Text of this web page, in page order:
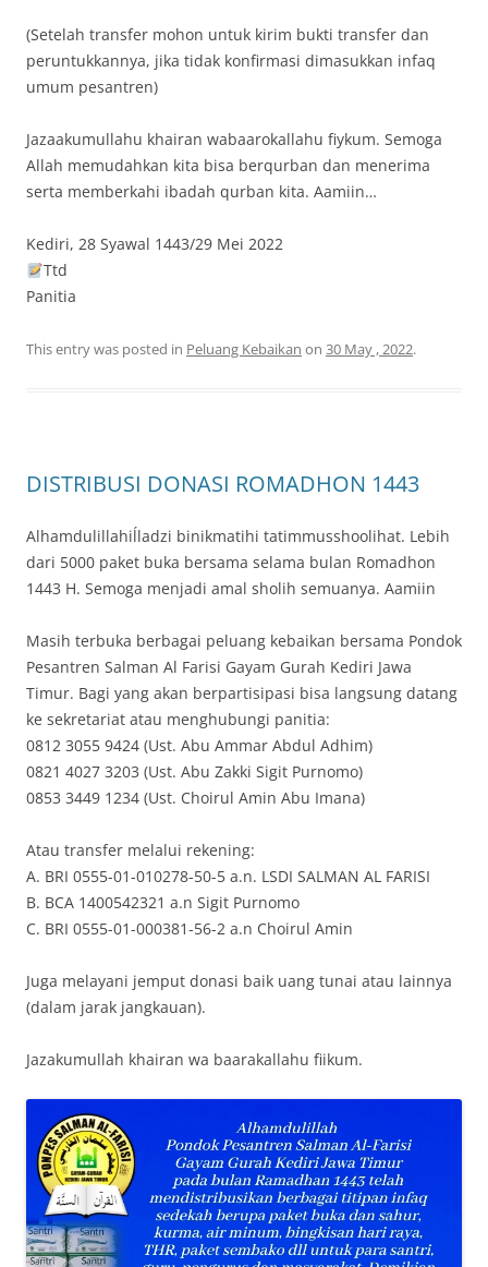
(Setelah transfer mohon untuk kirim bukti transfer dan
peruntukkannya, jika tidak konfirmasi dimasukkan infaq
umum pesantren)
Jazaakumullahu khairan wabaarokallahu fiykum. Semoga
Allah memudahkan kita bisa berqurban dan menerima
serta memberkahi ibadah qurban kita. Aamiin…
Kediri, 28 Syawal 1443/29 Mei 2022
Ttd
Panitia
This entry was posted in Peluang Kebaikan on 30 May , 2022.
DISTRIBUSI DONASI ROMADHON 1443
Alhamdulillahiĺladzi binikmatihi tatimmusshoolihat. Lebih
dari 5000 paket buka bersama selama bulan Romadhon
1443 H. Semoga menjadi amal sholih semuanya. Aamiin
Masih terbuka berbagai peluang kebaikan bersama Pondok
Pesantren Salman Al Farisi Gayam Gurah Kediri Jawa
Timur. Bagi yang akan berpartisipasi bisa langsung datang
ke sekretariat atau menghubungi panitia:
0812 3055 9424 (Ust. Abu Ammar Abdul Adhim)
0821 4027 3203 (Ust. Abu Zakki Sigit Purnomo)
0853 3449 1234 (Ust. Choirul Amin Abu Imana)
Atau transfer melalui rekening:
A. BRI 0555-01-010278-50-5 a.n. LSDI SALMAN AL FARISI
B. BCA 1400542321 a.n Sigit Purnomo
C. BRI 0555-01-000381-56-2 a.n Choirul Amin
Juga melayani jemput donasi baik uang tunai atau lainnya
(dalam jarak jangkauan).
Jazakumullah khairan wa baarakallahu fiikum.